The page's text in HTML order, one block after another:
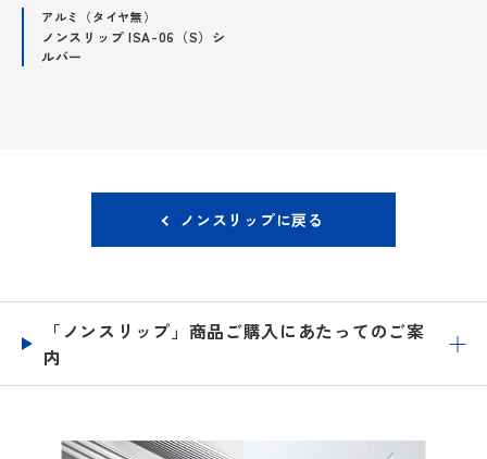
アルミ（タイヤ無）
ノンスリップ ISA-06（S）シ
ルバー
ノンスリップに戻る
「ノンスリップ」商品ご購入にあたってのご案
内